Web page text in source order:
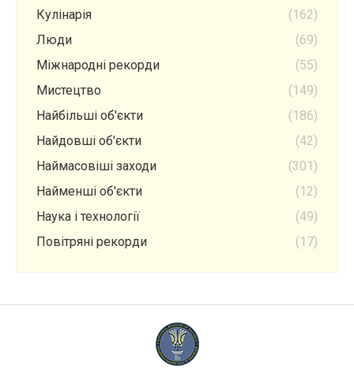
Кулінарія
(162)
Люди
(69)
Міжнародні рекорди
(55)
Мистецтво
(149)
Найбільші об'єкти
(186)
Найдовші об'єкти
(42)
Наймасовіші заходи
(301)
Найменші об'єкти
(12)
Наука і технології
(49)
Повітряні рекорди
(17)